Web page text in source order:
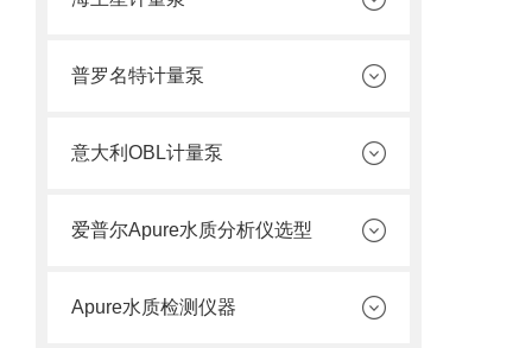
普罗名特计量泵
意大利OBL计量泵
爱普尔Apure水质分析仪选型
Apure水质检测仪器